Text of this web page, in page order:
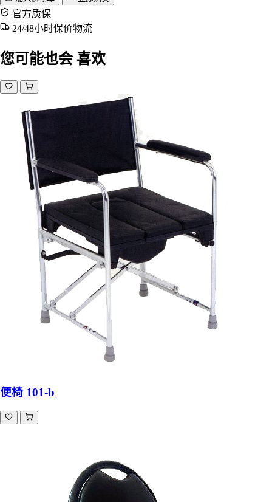
官方质保
24/48小时保价物流
您可能也会 喜欢
便椅 101-b